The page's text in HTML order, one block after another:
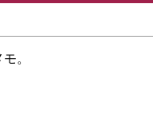
。